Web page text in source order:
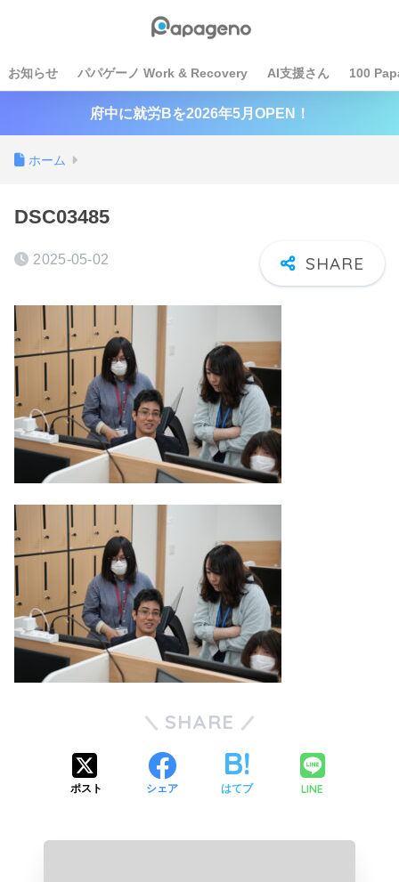
お知らせ パパゲーノ Work & Recovery AI支援さん 100
府中に就労Bを2026年5月OPEN！
ホーム
DSC03485
2025-05-02
SHARE
ポスト シェア はてブ LINE